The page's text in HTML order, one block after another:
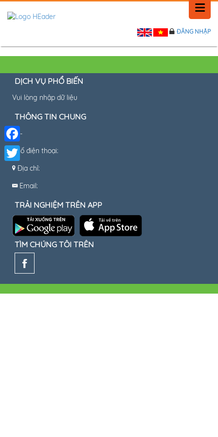
LỊCH SỬ
TIN TỨC
LIÊN HỆ
ĐĂNG NHẬP
DỊCH VỤ PHỔ BIẾN
Vui lòng nhập dữ liệu
THÔNG TIN CHUNG
-
Số điện thoại:
Địa chỉ:
Email:
TRẢI NGHIỆM TRÊN APP
TÌM CHÚNG TÔI TRÊN
Facebook
Twitter